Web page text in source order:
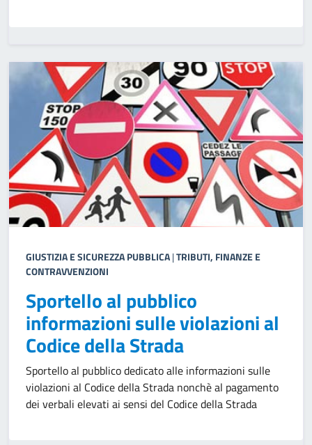
GIUSTIZIA E SICUREZZA PUBBLICA|TRIBUTI, FINANZE E
CONTRAVVENZIONI
Sportello al pubblico
informazioni sulle violazioni al
Codice della Strada
Sportello al pubblico dedicato alle informazioni sulle
violazioni al Codice della Strada nonchè al pagamento
dei verbali elevati ai sensi del Codice della Strada